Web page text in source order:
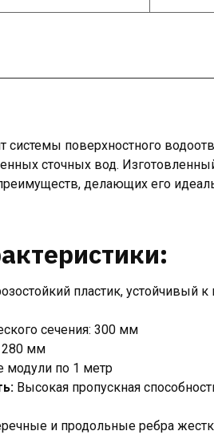
поверхностного
сточных вод.
делающих его
пластик, устойчивый
сечения: 300 мм
280 мм
модули по 1 метр
Высокая пропускная
и продольные ребра